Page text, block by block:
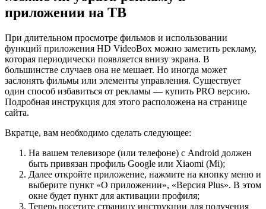
приложении на ТВ
При длительном просмотре фильмов и использовании
функций приложения HD VideoBox можно заметить рекламу,
которая периодически появляется внизу экрана. В
большинстве случаев она не мешает. Но иногда может
заслонять фильмы или элементы управления. Существует
один способ избавиться от рекламы — купить PRO версию.
Подробная инструкция для этого расположена на странице
сайта.
Вкратце, вам необходимо сделать следующее:
На вашем телевизоре (или телефоне) с Android должен
быть привязан профиль Google или Xiaomi (Mi);
Далее откройте приложение, нажмите на кнопку меню и
выберите пункт «О приложении», «Версия Plus». В этом
окне будет пункт для активации профиля;
Теперь посетите страницу инструкции для получения